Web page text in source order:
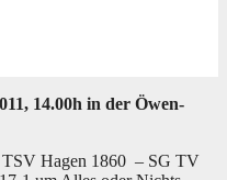
14.00h in der Öwen-
TSV Hagen 1860 – SG TV